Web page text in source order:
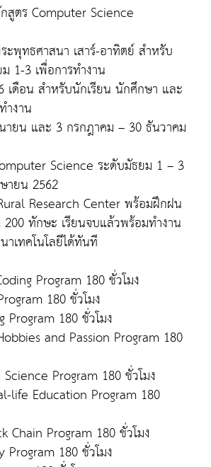
สูตร Computer Science
ะพุทธศาสนา เสาร์-อาทิตย์ สำหรับ
1-3 เพื่อการทำงาน
เดือน สำหรับนักเรียน นักศึกษา และ
ำงาน
ยน และ 3 กรกฎาคม – 30 ธันวาคม
Science ระดับมัธยม 1 – 3
ายน 2562
Research Center พร้อมฝึกฝน
ทักษะ เรียนจบแล้วพร้อมทำงาน
เทคโนโลยีได้ทันที
Program 180 ชั่วโมง
180 ชั่วโมง
180 ชั่วโมง
and Passion Program 180
Program 180 ชั่วโมง
life Education Program 180
Chain Program 180 ชั่วโมง
Program 180 ชั่วโมง